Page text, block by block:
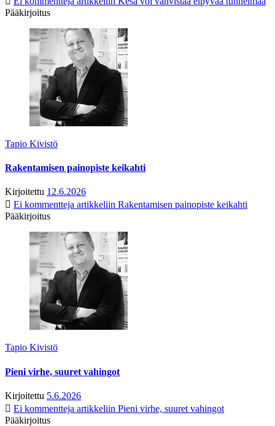
Pääkirjoitus
Tapio Kivistö
Rakentamisen painopiste keikahti
Kirjoitettu 12.6.2026
Ei kommentteja artikkeliin Rakentamisen painopiste keikahti
Pääkirjoitus
Tapio Kivistö
Pieni virhe, suuret vahingot
Kirjoitettu 5.6.2026
Ei kommentteja artikkeliin Pieni virhe, suuret vahingot
Pääkirjoitus